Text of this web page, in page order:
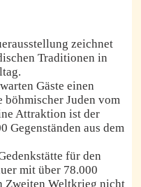
zeichnet
Traditionen in
Gäste einen
Juden vom
Attraktion ist der
Gegenständen aus dem
für den
mit über 78.000
Zweiten Weltkrieg nicht